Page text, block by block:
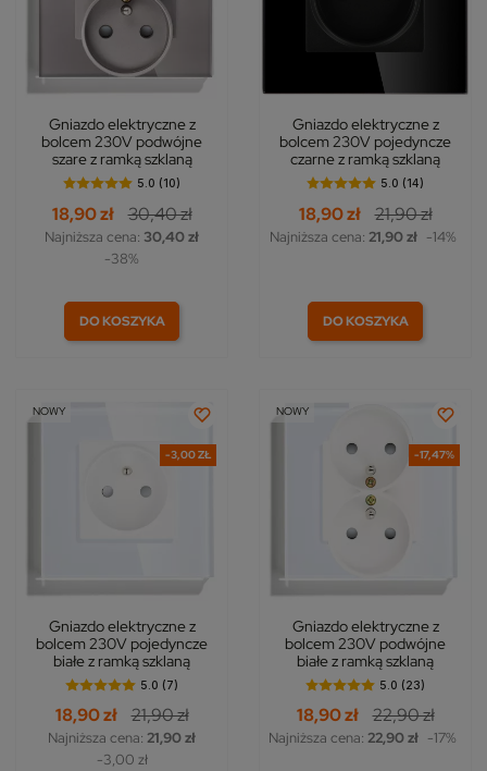
Gniazdo elektryczne z
bolcem 230V podwójne
szare z ramką szklaną
5.0 (10)
18,90 zł 30,40 zł
Najniższa cena: 30,40 zł
-38%
DO KOSZYKA
Gniazdo elektryczne z
bolcem 230V pojedyncze
czarne z ramką szklaną
5.0 (14)
18,90 zł 21,90 zł
Najniższa cena: 21,90 zł -14%
DO KOSZYKA
-3,00 ZŁ
NOWY
Gniazdo elektryczne z
bolcem 230V pojedyncze
białe z ramką szklaną
5.0 (7)
18,90 zł 21,90 zł
Najniższa cena: 21,90 zł
-3,00 zł
-17,47%
NOWY
Gniazdo elektryczne z
bolcem 230V podwójne
białe z ramką szklaną
5.0 (23)
18,90 zł 22,90 zł
Najniższa cena: 22,90 zł -17%